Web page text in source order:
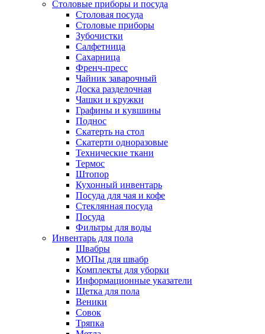
Столовые приборы и посуда
Столовая посуда
Столовые приборы
Зубочистки
Салфетница
Сахарница
Френч-пресс
Чайник заварочный
Доска разделочная
Чашки и кружки
Графины и кувшины
Поднос
Скатерть на стол
Скатерти одноразовые
Технические ткани
Термос
Штопор
Кухонный инвентарь
Посуда для чая и кофе
Стеклянная посуда
Посуда
Фильтры для воды
Инвентарь для пола
Швабры
МОПы для швабр
Комплекты для уборки
Информационные указатели
Щетка для пола
Веники
Совок
Тряпка